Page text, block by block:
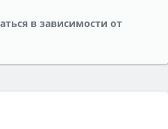
в зависимости от